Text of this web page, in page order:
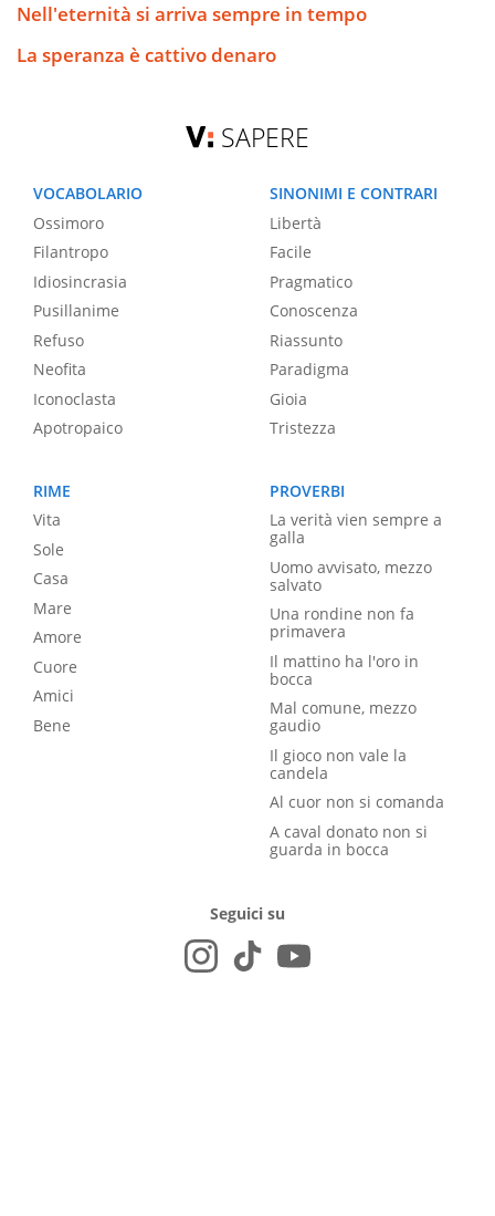
Nell'eternità si arriva sempre in tempo
La speranza è cattivo denaro
SAPERE
VOCABOLARIO
Ossimoro
Filantropo
Idiosincrasia
Pusillanime
Refuso
Neofita
Iconoclasta
Apotropaico
SINONIMI E CONTRARI
Libertà
Facile
Pragmatico
Conoscenza
Riassunto
Paradigma
Gioia
Tristezza
RIME
Vita
Sole
Casa
Mare
Amore
Cuore
Amici
Bene
PROVERBI
La verità vien sempre a
galla
Uomo avvisato, mezzo
salvato
Una rondine non fa
primavera
Il mattino ha l'oro in
bocca
Mal comune, mezzo
gaudio
Il gioco non vale la
candela
Al cuor non si comanda
A caval donato non si
guarda in bocca
Seguici su